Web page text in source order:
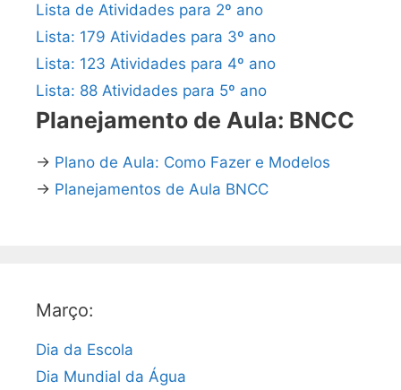
Lista de Atividades para 2º ano
Lista: 179 Atividades para 3º ano
Lista: 123 Atividades para 4º ano
Lista: 88 Atividades para 5º ano
Planejamento de Aula: BNCC
→ Plano de Aula: Como Fazer e Modelos
→ Planejamentos de Aula BNCC
Março:
Dia da Escola
Dia Mundial da Água